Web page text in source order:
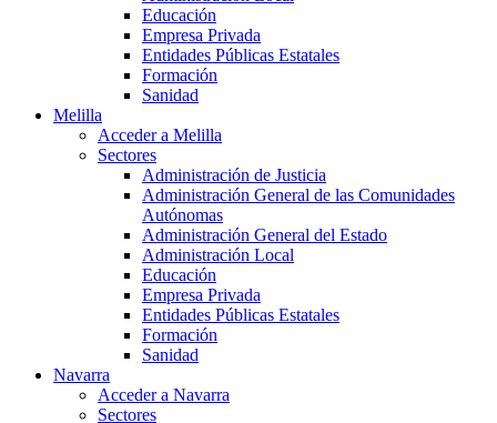
Educación
Empresa Privada
Entidades Públicas Estatales
Formación
Sanidad
Melilla
Acceder a Melilla
Sectores
Administración de Justicia
Administración General de las Comunidades
Autónomas
Administración General del Estado
Administración Local
Educación
Empresa Privada
Entidades Públicas Estatales
Formación
Sanidad
Navarra
Acceder a Navarra
Sectores